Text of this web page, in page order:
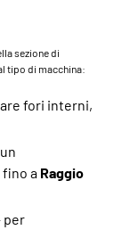
sezione di
tipo di macchina:
fori interni,
a Raggio
per